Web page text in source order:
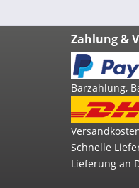
Zahlung &
Barzahlung,
Schnelle
Lieferung an